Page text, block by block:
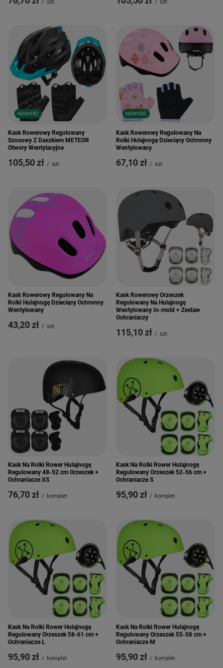
/ szt. / szt.
NOWOŚĆ
Kask Rowerowy Regulowany
Szosowy Z Daszkiem METEOR
Otwory Wentylacyjne
105,50 zł / szt.
NOWOŚĆ
Kask Rowerowy Regulowany Na
Rolki Hulajnogę Dziecięcy Ochronny
Wentylowany
67,10 zł / szt.
Kask Rowerowy Regulowany Na
Rolki Hulajnogę Dziecięcy Ochronny
Wentylowany
43,20 zł / szt.
Kask Rowerowy Orzeszek
Regulowany Na Hulajnogę
Wentylowany In-mold + Zestaw
Ochraniaczy
115,10 zł / szt.
Kask Na Rolki Rower Hulajnogę
Regulowany 48-52 cm Orzeszek +
Ochraniacze XS
76,70 zł / komplet
Kask Na Rolki Rower Hulajnogę
Regulowany Orzeszek 52-56 cm +
Ochraniacze S
95,90 zł / komplet
Kask Na Rolki Rower Hulajnogę
Regulowany Orzeszek 58-61 cm +
Ochraniacze L
95,90 zł / komplet
Kask Na Rolki Rower Hulajnogę
Regulowany Orzeszek 55-58 cm +
Ochraniacze M
95,90 zł / komplet